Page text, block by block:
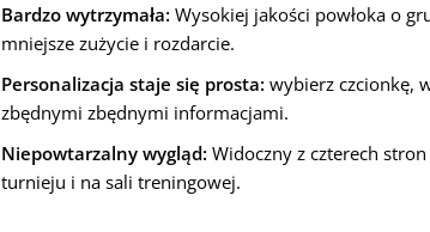
Bardzo wytrzymała: Wysokiej jakości powłoka o
mniejsze zużycie i rozdarcie.
Personalizacja staje się prosta: wybierz czcionkę,
zbędnymi zbędnymi informacjami.
Niepowtarzalny wygląd: Widoczny z czterech
turnieju i na sali treningowej.